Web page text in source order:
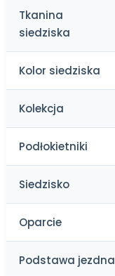
Tkanina
siedziska
Kolor siedziska
Kolekcja
Podłokietniki
Siedzisko
Oparcie
Podstawa jezdna